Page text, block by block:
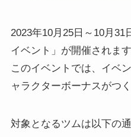
2023年10月25日～10月
イベント」が開催されます
このイベントでは、イベ
ャラクターボーナスがつ
対象となるツムは以下の通